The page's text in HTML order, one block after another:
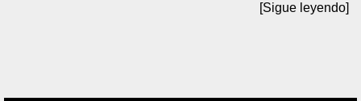
[Sigue leyendo]